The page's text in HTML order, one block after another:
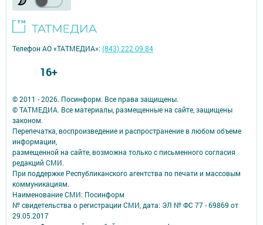
© 2011 - 2026. Посинформ. Все права защищены.
© ТАТМЕДИА. Все материалы, размещенные на сайте, защищены
законом.
Перепечатка, воспроизведение и распространение в любом объеме
информации,
размещенной на сайте, возможна только с письменного согласия
редакций СМИ.
При поддержке Республиканского агентства по печати и массовым
коммуникациям.
Наименование СМИ: Посинформ
№ свидетельства о регистрации СМИ, дата: ЭЛ № ФС 77 - 69869 от
29.05.2017
Телефон АО «ТАТМЕДИА»:(843) 222 09 84
16+